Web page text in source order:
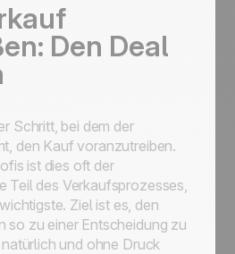
Den Deal
Schritt, bei dem der
den Kauf voranzutreiben.
ist dies oft der
Teil des Verkaufsprozesses,
Ziel ist es, den
so zu einer Entscheidung zu
und ohne Druck